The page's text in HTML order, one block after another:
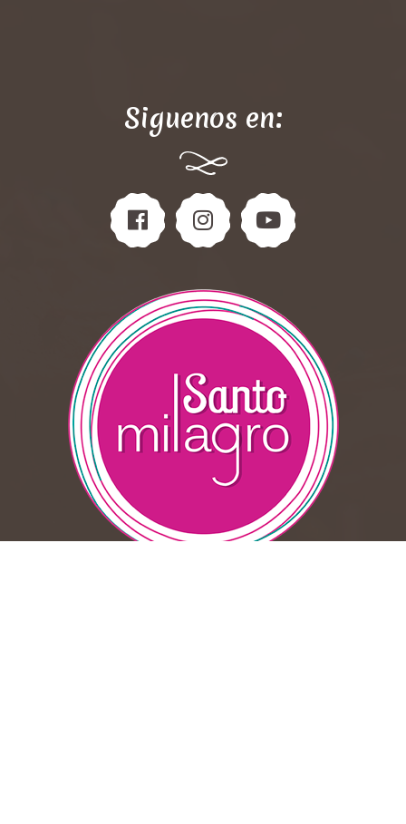
Siguenos en: